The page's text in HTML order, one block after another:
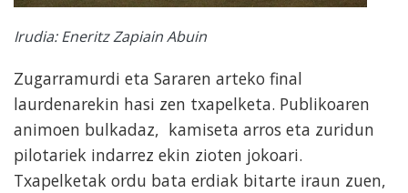
Irudia: Eneritz Zapiain Abuin
Zugarramurdi eta Sararen arteko final
laurdenarekin hasi zen txapelketa. Publikoaren
animoen bulkadaz, kamiseta arros eta zuridun
pilotariek indarrez ekin zioten jokoari.
Txapelketak ordu bata erdiak bitarte iraun zuen,